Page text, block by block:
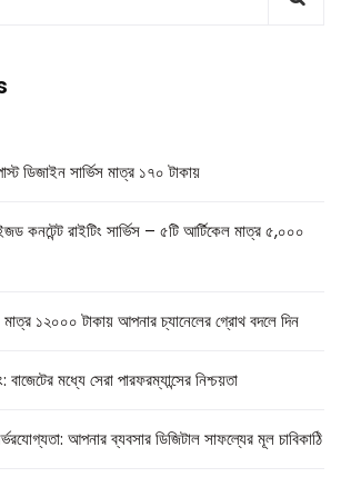
ডিজাইন সার্ভিস মাত্র ১৭০ টাকায়
কনটেন্ট রাইটিং সার্ভিস – ৫টি আর্টিকেল মাত্র ৫,০০০
মাত্র ১২০০০ টাকায় আপনার চ্যানেলের গ্রোথ বদলে দিন
বাজেটের মধ্যে সেরা পারফরম্যান্সের নিশ্চয়তা
আপনার ব্যবসার ডিজিটাল সাফল্যের মূল চাবিকাঠি